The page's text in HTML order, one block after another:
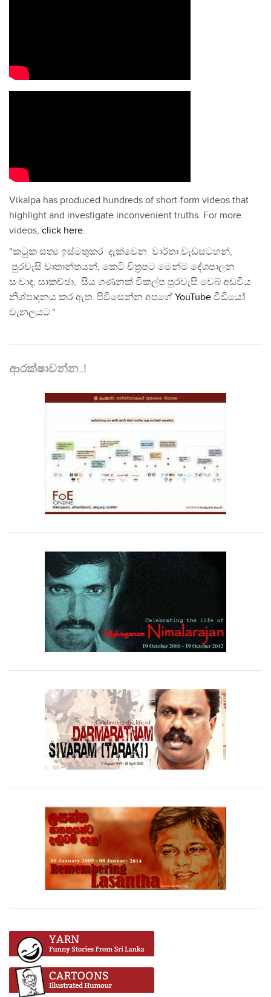
Vikalpa has produced hundreds of short-form videos that
highlight and investigate inconvenient truths. For more
videos, click here.
"කටුක සත්‍ය ඉස්මතුකර දැක්වෙන වාර්තා වැඩසටහන්,
පුරවැසි වෘතාන්තයන්, කෙටි චිත්‍රපට මෙන්ම දේශපාලන
සංවාද, සාකච්ඡා, සිය ගණනක් විකල්ප පුරවැසි වෙබ් අඩවිය
නිශ්පාදනය කර ඇත. පිවිසෙන්න අපගේ YouTube වීඩියෝ
චැනලයට."
ආරක්ෂාවන්න..!